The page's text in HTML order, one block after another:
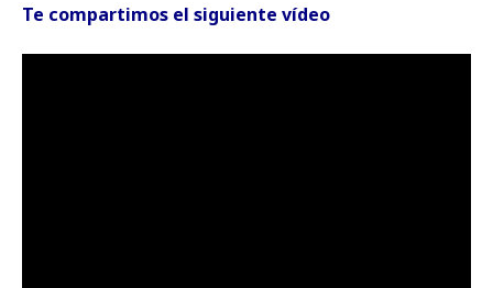
Te compartimos el siguiente vídeo